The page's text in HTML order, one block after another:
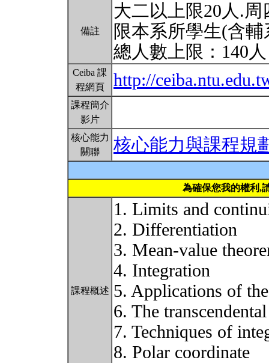
備註
大二以上限20人.
限本系所學生(含
總人數上限：140
Ceiba 課
程網頁
http://
課程簡介
影片
核心能力
關聯
核心能力與課程規
為確保您我的權利,
課程概述
1. Limits and
2. Differentiation
3. Mean-value
4. Integration
5. Applications of
6. The
7. Techniques of
8. Polar coordinate